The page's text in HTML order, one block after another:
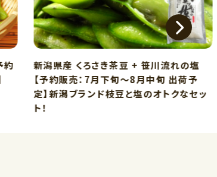
新潟県産 くろさき茶豆 + 笹川流れの塩
【予約販売：7月下旬～8月中旬 出荷予
定】新潟ブランド枝豆と塩のオトクなセッ